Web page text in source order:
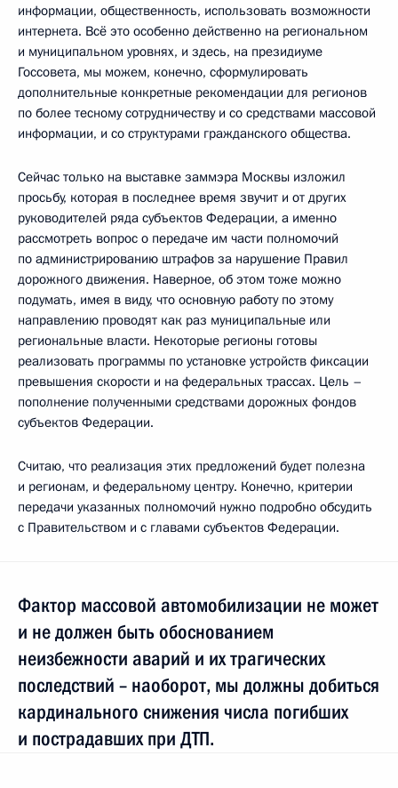
информации, общественность, использовать возможности
интернета. Всё это особенно действенно на региональном
и муниципальном уровнях, и здесь, на президиуме
Госсовета, мы можем, конечно, сформулировать
дополнительные конкретные рекомендации для регионов
по более тесному сотрудничеству и со средствами массовой
информации, и со структурами гражданского общества.
Сейчас только на выставке заммэра Москвы изложил
просьбу, которая в последнее время звучит и от других
руководителей ряда субъектов Федерации, а именно
рассмотреть вопрос о передаче им части полномочий
по администрированию штрафов за нарушение Правил
дорожного движения. Наверное, об этом тоже можно
подумать, имея в виду, что основную работу по этому
направлению проводят как раз муниципальные или
региональные власти. Некоторые регионы готовы
реализовать программы по установке устройств фиксации
превышения скорости и на федеральных трассах. Цель –
пополнение полученными средствами дорожных фондов
субъектов Федерации.
Считаю, что реализация этих предложений будет полезна
и регионам, и федеральному центру. Конечно, критерии
передачи указанных полномочий нужно подробно обсудить
с Правительством и с главами субъектов Федерации.
Фактор массовой автомобилизации не может
и не должен быть обоснованием
неизбежности аварий и их трагических
последствий – наоборот, мы должны добиться
кардинального снижения числа погибших
и пострадавших при ДТП.